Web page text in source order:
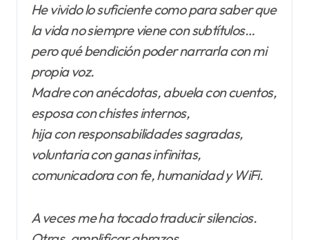
He vivido lo suficiente como para saber que
la vida no siempre viene con subtítulos…
pero qué bendición poder narrarla con mi
propia voz.
Madre con anécdotas, abuela con cuentos,
esposa con chistes internos,
hija con responsabilidades sagradas,
voluntaria con ganas infinitas,
comunicadora con fe, humanidad y WiFi.
A veces me ha tocado traducir silencios.